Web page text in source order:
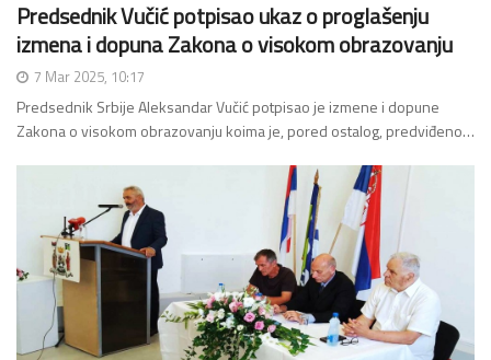
Predsednik Vučić potpisao ukaz o proglašenju
izmena i dopuna Zakona o visokom obrazovanju
7 Mar 2025, 10:17
Predsednik Srbije Aleksandar Vučić potpisao je izmene i dopune
Zakona o visokom obrazovanju koima je, pored ostalog, predviđeno…